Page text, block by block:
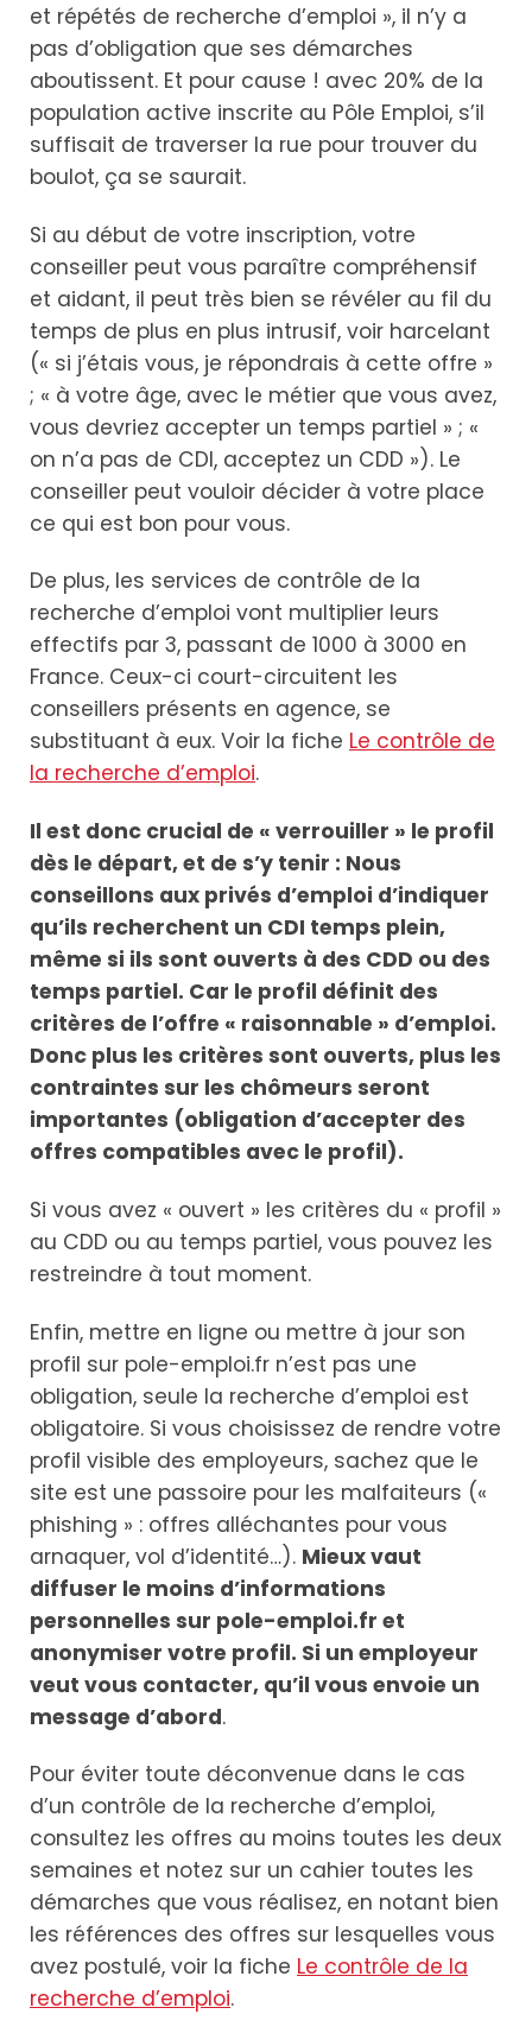
et répétés de recherche d’emploi », il n’y a
pas d’obligation que ses démarches
aboutissent. Et pour cause ! avec 20% de la
population active inscrite au Pôle Emploi, s’il
suffisait de traverser la rue pour trouver du
boulot, ça se saurait.
Si au début de votre inscription, votre
conseiller peut vous paraître compréhensif
et aidant, il peut très bien se révéler au fil du
temps de plus en plus intrusif, voir harcelant
(« si j’étais vous, je répondrais à cette offre »
; « à votre âge, avec le métier que vous avez,
vous devriez accepter un temps partiel » ; «
on n’a pas de CDI, acceptez un CDD »). Le
conseiller peut vouloir décider à votre place
ce qui est bon pour vous.
De plus, les services de contrôle de la
recherche d’emploi vont multiplier leurs
effectifs par 3, passant de 1000 à 3000 en
France. Ceux-ci court-circuitent les
conseillers présents en agence, se
substituant à eux. Voir la fiche Le contrôle de
la recherche d’emploi.
Il est donc crucial de « verrouiller » le profil
dès le départ, et de s’y tenir : Nous
conseillons aux privés d’emploi d’indiquer
qu’ils recherchent un CDI temps plein,
même si ils sont ouverts à des CDD ou des
temps partiel. Car le profil définit des
critères de l’offre « raisonnable » d’emploi.
Donc plus les critères sont ouverts, plus les
contraintes sur les chômeurs seront
importantes (obligation d’accepter des
offres compatibles avec le profil).
Si vous avez « ouvert » les critères du « profil »
au CDD ou au temps partiel, vous pouvez les
restreindre à tout moment.
Enfin, mettre en ligne ou mettre à jour son
profil sur pole-emploi.fr n’est pas une
obligation, seule la recherche d’emploi est
obligatoire. Si vous choisissez de rendre votre
profil visible des employeurs, sachez que le
site est une passoire pour les malfaiteurs («
phishing » : offres alléchantes pour vous
arnaquer, vol d’identité…). Mieux vaut
diffuser le moins d’informations
personnelles sur pole-emploi.fr et
anonymiser votre profil. Si un employeur
veut vous contacter, qu’il vous envoie un
message d’abord.
Pour éviter toute déconvenue dans le cas
d’un contrôle de la recherche d’emploi,
consultez les offres au moins toutes les deux
semaines et notez sur un cahier toutes les
démarches que vous réalisez, en notant bien
les références des offres sur lesquelles vous
avez postulé, voir la fiche Le contrôle de la
recherche d’emploi.